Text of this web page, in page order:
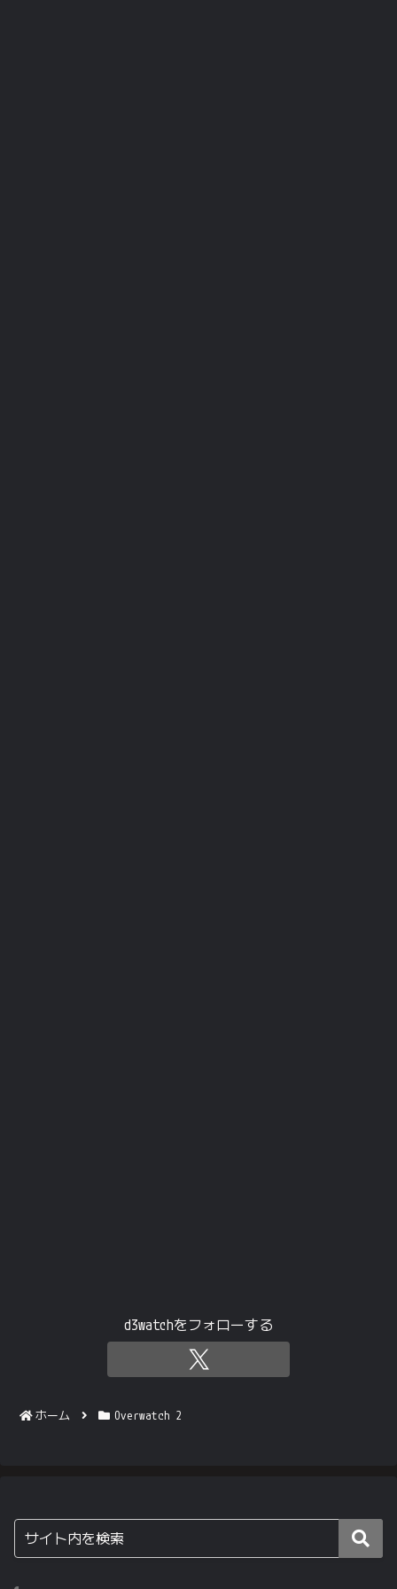
d3watchをフォローする
ホーム Overwatch 2